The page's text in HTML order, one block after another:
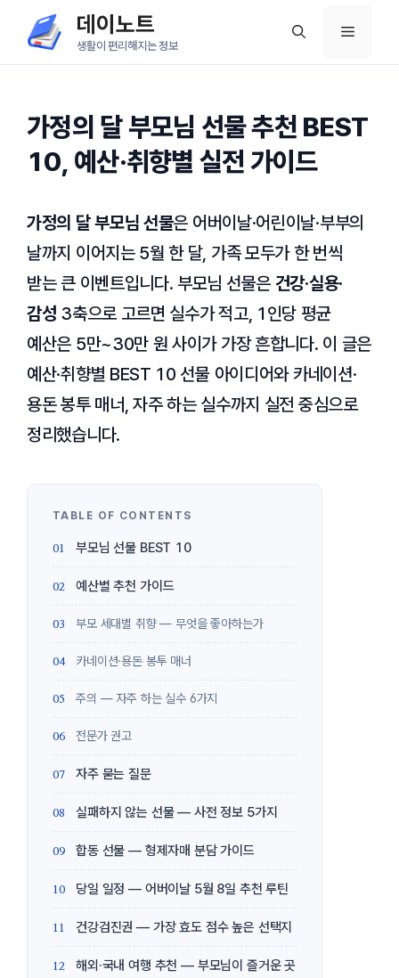
츠
데이노트
생활이 편리해지는 정보
메
가정의 달 부모님 선물 추천 BEST
10, 예산·취향별 실전 가이드
가정의 달 부모님 선물은 어버이날·어린이날·부부의
날까지 이어지는 5월 한 달, 가족 모두가 한 번씩
받는 큰 이벤트입니다. 부모님 선물은 건강·실용·
감성 3축으로 고르면 실수가 적고, 1인당 평균
예산은 5만~30만 원 사이가 가장 흔합니다. 이 글은
예산·취향별 BEST 10 선물 아이디어와 카네이션·
용돈 봉투 매너, 자주 하는 실수까지 실전 중심으로
정리했습니다.
부모님 선물 BEST 10
예산별 추천 가이드
부모 세대별 취향 — 무엇을 좋아하는가
카네이션·용돈 봉투 매너
주의 — 자주 하는 실수 6가지
전문가 권고
자주 묻는 질문
실패하지 않는 선물 — 사전 정보 5가지
합동 선물 — 형제자매 분담 가이드
당일 일정 — 어버이날 5월 8일 추천 루틴
건강검진권 — 가장 효도 점수 높은 선택지
해외·국내 여행 추천 — 부모님이 즐거운 곳